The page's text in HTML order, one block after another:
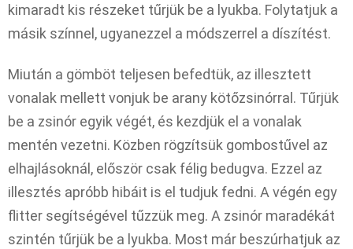
kimaradt kis részeket tűrjük be a lyukba. Folytatjuk a
másik színnel, ugyanezzel a módszerrel a díszítést.
Miután a gömböt teljesen befedtük, az illesztett
vonalak mellett vonjuk be arany kötőzsinórral. Tűrjük
be a zsinór egyik végét, és kezdjük el a vonalak
mentén vezetni. Közben rögzítsük gombostűvel az
elhajlásoknál, először csak félig bedugva. Ezzel az
illesztés apróbb hibáit is el tudjuk fedni. A végén egy
flitter segítségével tűzzük meg. A zsinór maradékát
szintén tűrjük be a lyukba. Most már beszúrhatjuk az